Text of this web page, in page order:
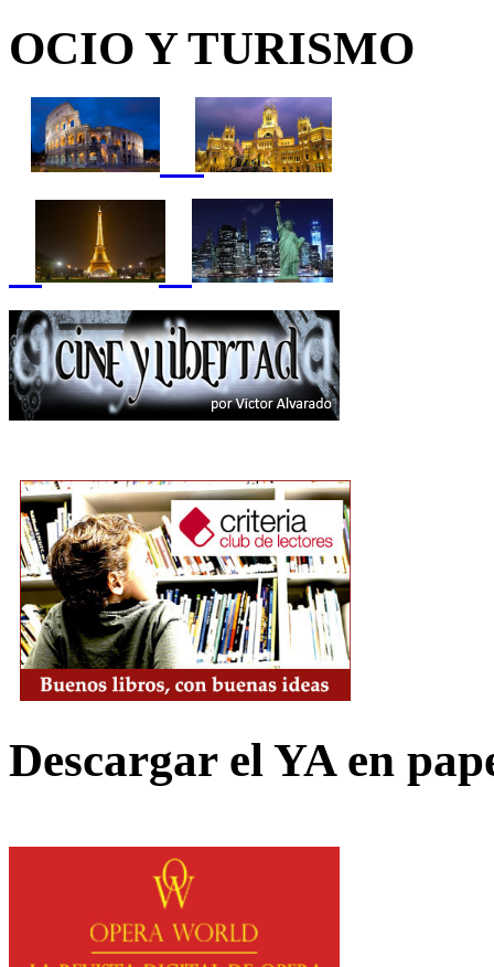
OCIO Y TURISMO
Descargar el YA en